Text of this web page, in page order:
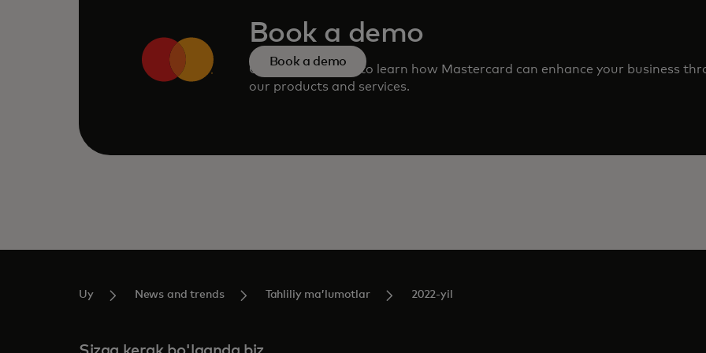
Book a demo
Consult our team to learn how Mastercard can enhance your business
our products and services.
Book a demo
Uy News and trends Tahliliy maʼlumotlar 2022-yil